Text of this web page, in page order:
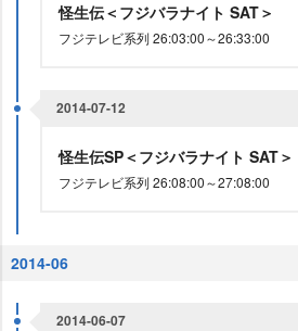
怪生伝＜フジバラナイト SAT＞
フジテレビ系列 26:03:00～26:33:00
2014-07-12
怪生伝SP＜フジバラナイト SAT＞
フジテレビ系列 26:08:00～27:08:00
2014-06
2014-06-07